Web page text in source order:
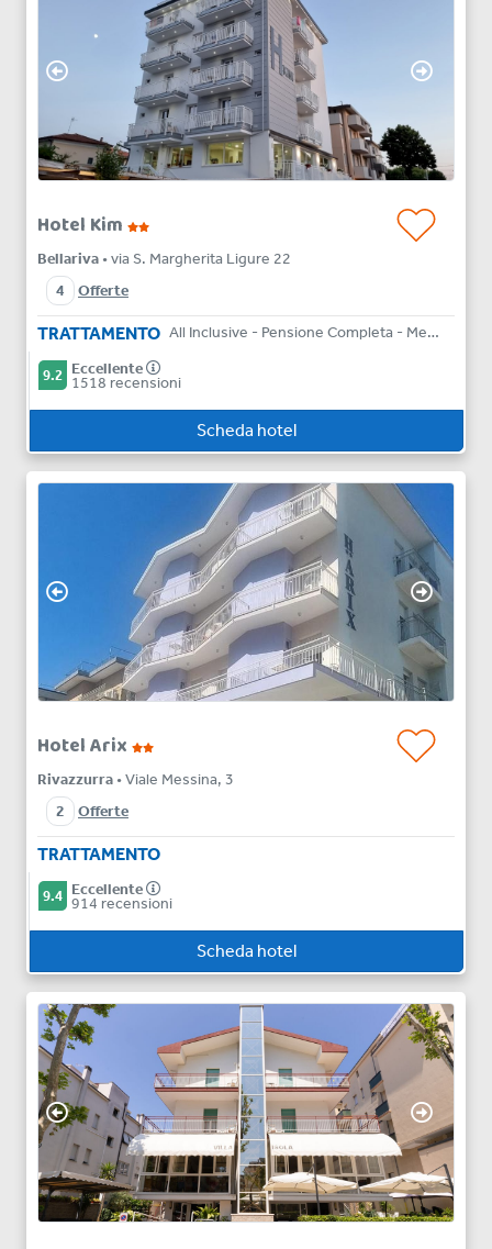
Hotel Kim
Bellariva • via S. Margherita Ligure 22
4
Offerte
TRATTAMENTO All Inclusive - Pensione Completa - Mezza Pensione - Bed & Breakfast
9.2 Eccellente
1518 recensioni
Scheda hotel
Hotel Arix
Rivazzurra • Viale Messina, 3
2
Offerte
TRATTAMENTO
9.4 Eccellente
914 recensioni
Scheda hotel